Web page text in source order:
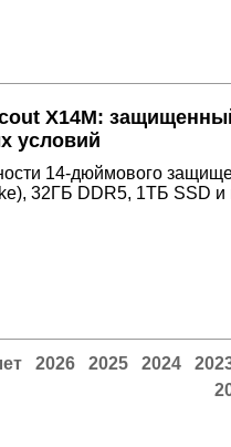
X14M:
условий
14-дюймового
32ГБ DDR5, 1ТБ SSD и
2026 2025 2024